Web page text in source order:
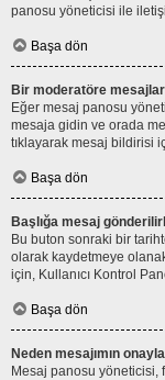
panosu yöneticisi ile
Başa dön
Bir moderatöre
Eğer mesaj panosu
mesaja gidin ve orada
tıklayarak mesaj bildirisi
Başa dön
Başlığa mesaj
Bu buton sonraki bir
olarak kaydetmeye
için, Kullanıcı Kontrol
Başa dön
Neden mesajımın
Mesaj panosu yöneticisi,